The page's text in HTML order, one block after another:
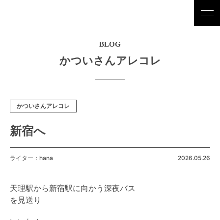
BLOG
かついさんアレコレ
かついさんアレコレ
新宿へ
ライター：hana 2026.05.26
天理駅から新宿駅に向かう深夜バス
を見送り